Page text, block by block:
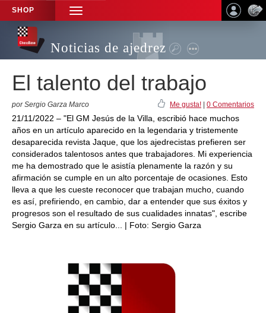
SHOP
TOGGLE
NAVIGATION
Noticias de ajedrez
El talento del trabajo
por Sergio Garza Marco Me gusta! 0 Comentarios
21/11/2022 – "El GM Jesús de la Villa, escribió hace muchos
años en un artículo aparecido en la legendaria y tristemente
desaparecida revista Jaque, que los ajedrecistas prefieren ser
considerados talentosos antes que trabajadores. Mi experiencia
me ha demostrado que le asistía plenamente la razón y su
afirmación se cumple en un alto porcentaje de ocasiones. Esto
lleva a que les cueste reconocer que trabajan mucho, cuando
es así, prefiriendo, en cambio, dar a entender que sus éxitos y
progresos son el resultado de sus cualidades innatas", escribe
Sergio Garza en su artículo... | Foto: Sergio Garza